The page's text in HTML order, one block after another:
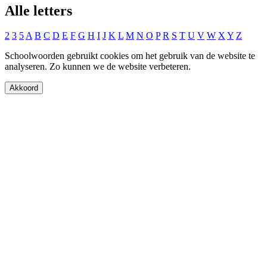
Alle letters
2 3 5A B C D E F G H I J K L M N O P R S T U V W XY Z
Schoolwoorden gebruikt cookies om het gebruik van de website te
analyseren. Zo kunnen we de website verbeteren.
Akkoord